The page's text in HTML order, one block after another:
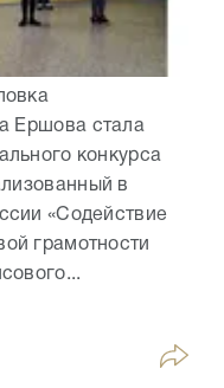
Ершова стала
конкурса
в
«Содействие
грамотности